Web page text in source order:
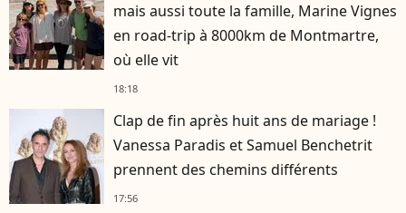
mais aussi toute la famille, Marine Vignes
en road-trip à 8000km de Montmartre,
où elle vit
18:18
Clap de fin après huit ans de mariage !
Vanessa Paradis et Samuel Benchetrit
prennent des chemins différents
17:56